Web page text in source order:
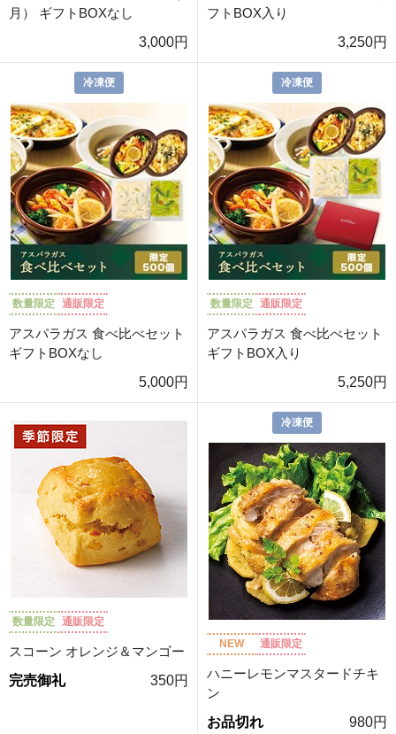
月） ギフトBOXなし
3,000円
フトBOX入り
3,250円
冷凍便
数量限定 通販限定
アスパラガス 食べ比べセット
ギフトBOXなし
5,000円
冷凍便
数量限定 通販限定
アスパラガス 食べ比べセット
ギフトBOX入り
5,250円
数量限定 通販限定
スコーン オレンジ＆マンゴー
完売御礼
350円
冷凍便
NEW 通販限定
ハニーレモンマスタードチキ
ン
お品切れ
980円